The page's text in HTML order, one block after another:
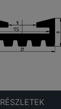
RÉSZLETEK